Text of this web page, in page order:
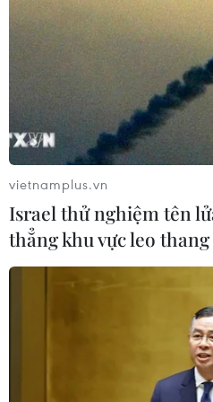
Theo dõi VietnamPlus
TIN LIÊN QUAN
vietnamplus.vn
Israel thử nghiệm tên
thẳng khu vực leo thang